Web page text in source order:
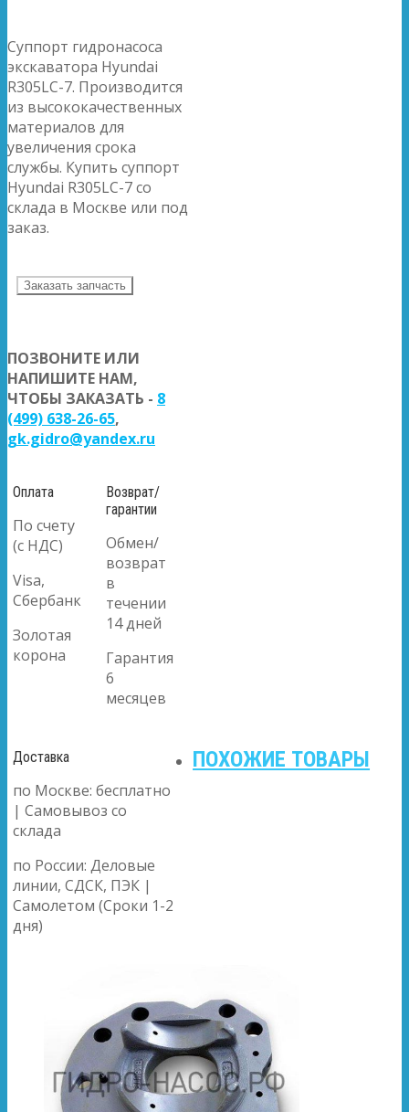
Суппорт гидронасоса
экскаватора Hyundai
R305LC-7. Производится
из высококачественных
материалов для
увеличения срока
службы. Купить суппорт
Hyundai R305LC-7 со
склада в Москве или под
заказ.
Заказать запчасть
ПОЗВОНИТЕ ИЛИ
НАПИШИТЕ НАМ,
ЧТОБЫ ЗАКАЗАТЬ - 8
(499) 638-26-65,
gk.gidro@yandex.ru
Оплата
По счету
(с НДС)
Visa,
Сбербанк
Золотая
корона
Возврат/
гарантии
Обмен/
возврат
в
течении
14 дней
Гарантия
6
месяцев
Доставка
по Москве: бесплатно
| Самовывоз со
склада
по России: Деловые
линии, СДСК, ПЭК |
Самолетом (Сроки 1-2
дня)
ПОХОЖИЕ ТОВАРЫ